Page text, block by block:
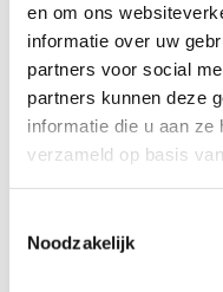
en om ons
informatie over uw
partners voor social
partners kunnen deze
informatie die u aan
verzameld op basis
Noodzakelijk
Een onstuimige jonge
leeftijd wordt Ignatius
onderkoning, maar dan
aan zijn dromen. Aan al